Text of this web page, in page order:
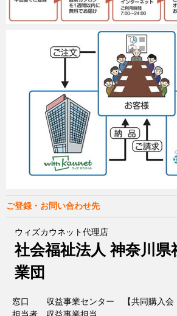
ご登録・お問い合わせ先
ウィズカウネット代理店
社会福祉法人 神奈川県
業団
窓口
収益事業センター 【共同購入会